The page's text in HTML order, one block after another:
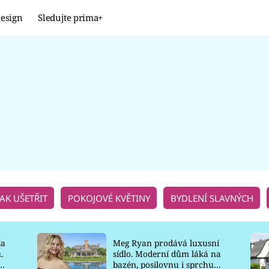
Sledujte prima+
UŠETŘIT POKOJOVÉ KVĚTINY BYDLENÍ SLAVNÝCH
Meg Ryan prodává luxusní
sídlo. Moderní dům láká na
bazén, posilovnu i sprchu